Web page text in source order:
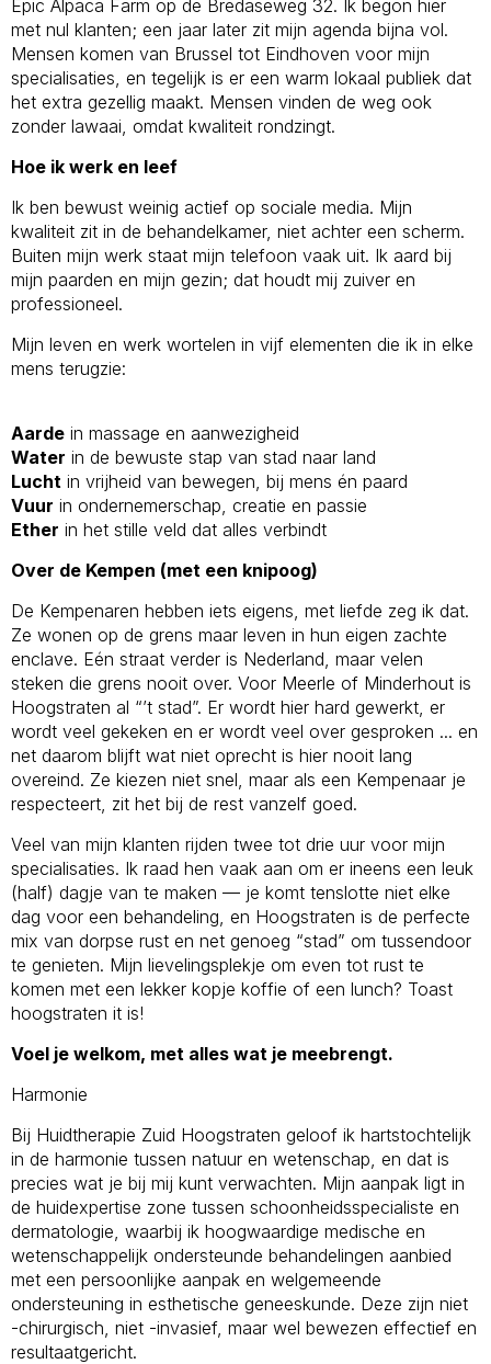
Epic Alpaca Farm op de Bredaseweg 32. Ik begon hier
met nul klanten; een jaar later zit mijn agenda bijna vol.
Mensen komen van Brussel tot Eindhoven voor mijn
specialisaties, en tegelijk is er een warm lokaal publiek dat
het extra gezellig maakt. Mensen vinden de weg ook
zonder lawaai, omdat kwaliteit rondzingt.
Hoe ik werk en leef
Ik ben bewust weinig actief op sociale media. Mijn
kwaliteit zit in de behandelkamer, niet achter een scherm.
Buiten mijn werk staat mijn telefoon vaak uit. Ik aard bij
mijn paarden en mijn gezin; dat houdt mij zuiver en
professioneel.
Mijn leven en werk wortelen in vijf elementen die ik in elke
mens terugzie:
Aarde in massage en aanwezigheid
Water in de bewuste stap van stad naar land
Lucht in vrijheid van bewegen, bij mens én paard
Vuur in ondernemerschap, creatie en passie
Ether in het stille veld dat alles verbindt
Over de Kempen (met een knipoog)
De Kempenaren hebben iets eigens, met liefde zeg ik dat.
Ze wonen op de grens maar leven in hun eigen zachte
enclave. Eén straat verder is Nederland, maar velen
steken die grens nooit over. Voor Meerle of Minderhout is
Hoogstraten al “’t stad”. Er wordt hier hard gewerkt, er
wordt veel gekeken en er wordt veel over gesproken ... en
net daarom blijft wat niet oprecht is hier nooit lang
overeind. Ze kiezen niet snel, maar als een Kempenaar je
respecteert, zit het bij de rest vanzelf goed.
Veel van mijn klanten rijden twee tot drie uur voor mijn
specialisaties. Ik raad hen vaak aan om er ineens een leuk
(half) dagje van te maken — je komt tenslotte niet elke
dag voor een behandeling, en Hoogstraten is de perfecte
mix van dorpse rust en net genoeg “stad” om tussendoor
te genieten. Mijn lievelingsplekje om even tot rust te
komen met een lekker kopje koffie of een lunch? Toast
hoogstraten it is!
Voel je welkom, met alles wat je meebrengt.
Harmonie
Bij Huidtherapie Zuid Hoogstraten geloof ik hartstochtelijk
in de harmonie tussen natuur en wetenschap, en dat is
precies wat je bij mij kunt verwachten. Mijn aanpak ligt in
de huidexpertise zone tussen schoonheidsspecialiste en
dermatologie, waarbij ik hoogwaardige medische en
wetenschappelijk ondersteunde behandelingen aanbied
met een persoonlijke aanpak en welgemeende
ondersteuning in esthetische geneeskunde. Deze zijn niet
-chirurgisch, niet -invasief, maar wel bewezen effectief en
resultaatgericht.